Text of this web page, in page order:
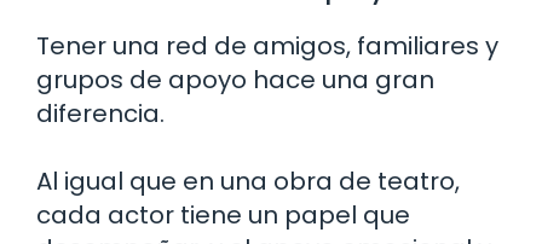
Tener una red de amigos, familiares y
grupos de apoyo hace una gran
diferencia.
Al igual que en una obra de teatro,
cada actor tiene un papel que